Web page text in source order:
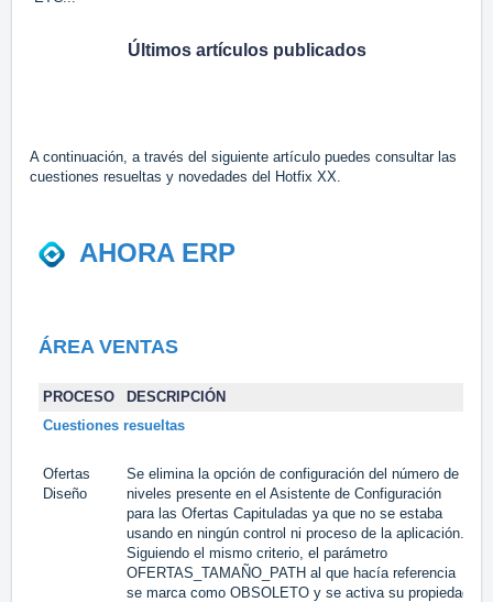
Últimos artículos publicados
A continuación, a través del siguiente artículo puedes consultar las
cuestiones resueltas y novedades del Hotfix XX.
AHORA ERP
ÁREA VENTAS
PROCESO DESCRIPCIÓN
Cuestiones resueltas
Ofertas
Diseño
Se elimina la opción de configuración del número de
niveles presente en el Asistente de Configuración
para las Ofertas Capituladas ya que no se estaba
usando en ningún control ni proceso de la aplicación.
Siguiendo el mismo criterio, el parámetro
OFERTAS_TAMAÑO_PATH al que hacía referencia
se marca como OBSOLETO y se activa su propiedad